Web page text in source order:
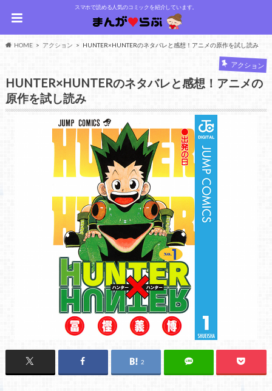
スマホで読める人気のコミックを紹介しています。
HOME アクション HUNTER×HUNTERのネタバレと感想！アニメの原作を試し読み
アクション
HUNTER×HUNTERのネタバレと感想！アニメの
原作を試し読み
2